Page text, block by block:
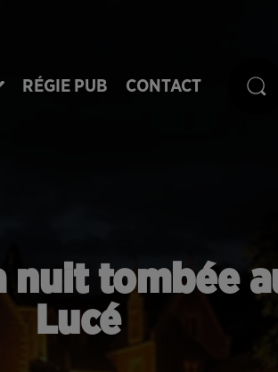
RÉGIE PUB CONTACT
nuit tombée
Lucé